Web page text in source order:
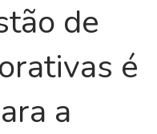
de
é
a